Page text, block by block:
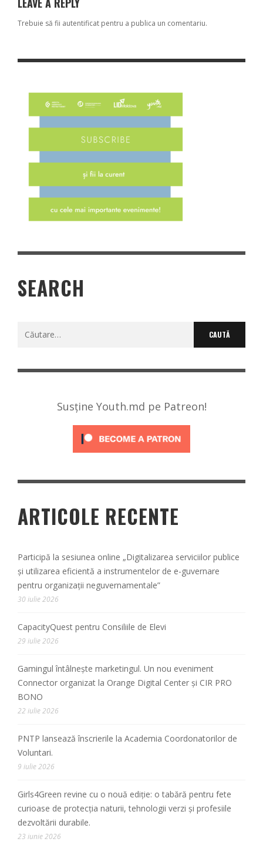
Trebuie să fii autentificat pentru a publica un comentariu.
SEARCH
Susține Youth.md pe Patreon!
ARTICOLE RECENTE
Participă la sesiunea online „Digitalizarea serviciilor publice
și utilizarea eficientă a instrumentelor de e-guvernare
pentru organizații neguvernamentale”
30 iulie 2026
CapacityQuest pentru Consiliile de Elevi
29 iulie 2026
Gamingul întâlnește marketingul. Un nou eveniment
Connector organizat la Orange Digital Center și CIR PRO
BONO
22 iulie 2026
PNTP lansează înscrierile la Academia Coordonatorilor de
Voluntari.
9 iulie 2026
Girls4Green revine cu o nouă ediție: o tabără pentru fete
curioase de protecția naturii, tehnologii verzi și profesiile
dezvoltării durabile.
23 iunie 2026